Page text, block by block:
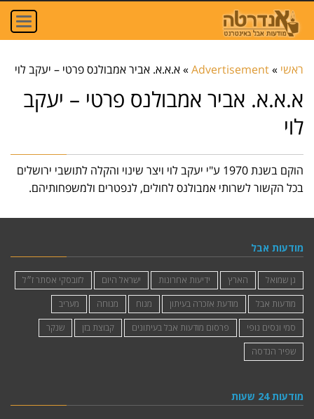
ראשי »
Advertisement
»א.א.א. אביר אמבולנס פרטי – יעקב לוי
א.א.א. אביר אמבולנס פרטי – יעקב
לוי
הוקם בשנת 1970 ע"י יעקב לוי ויצר שינוי והקלה לתושבי ירושלים
בכל הקשור לשרותי אמבולנס לחולים, לנפטרים ולמשפחותיהם.
מודעות אבל
גן שמואל הארץ ידיעות אחרונות ישראל היום
לזובסקי אסתר ז״ל
מודעות אבל
מודעת אזכרה בעיתון מנוח מנוחה
מעריב
סמי ונסים נופי
פרסום מודעות אבל בעיתונים קבוצת בזן
שנקר
שפיר הנדסה
מודעות 24 שעות